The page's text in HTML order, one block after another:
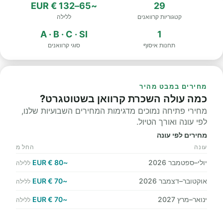
29
קטגוריות קרוואנים
~65–132 € EUR
ללילה
1
תחנות איסוף
A · B · C · SI
סוגי קרוואנים
מחירים במבט מהיר
כמה עולה השכרת קרוואן בשטוטגרט?
מחירי פתיחה נמוכים מדגימות המחירים השבועיות שלנו,
לפי עונה ואורך הטיול.
מחירים לפי עונה
עונה החל מ
יולי–ספטמבר 2026 ~80 € EUR ללילה
אוקטובר–דצמבר 2026 ~70 € EUR ללילה
ינואר–מרץ 2027 ~70 € EUR ללילה